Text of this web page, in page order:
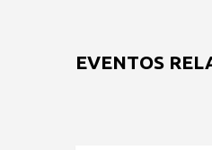
EVENTOS